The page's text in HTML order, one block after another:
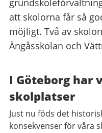
att skolorna får så
möjligt. Två av
Ängåsskolan och
I Göteborg har
skolplatser
Just nu föds det
konsekvenser för våra